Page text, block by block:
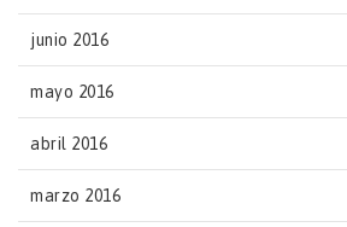
junio 2016
mayo 2016
abril 2016
marzo 2016